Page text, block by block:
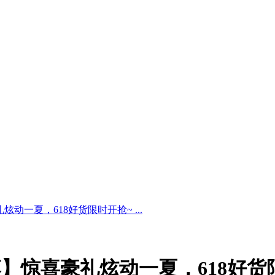
动一夏，618好货限时开抢~ ...
惊喜豪礼炫动一夏，618好货